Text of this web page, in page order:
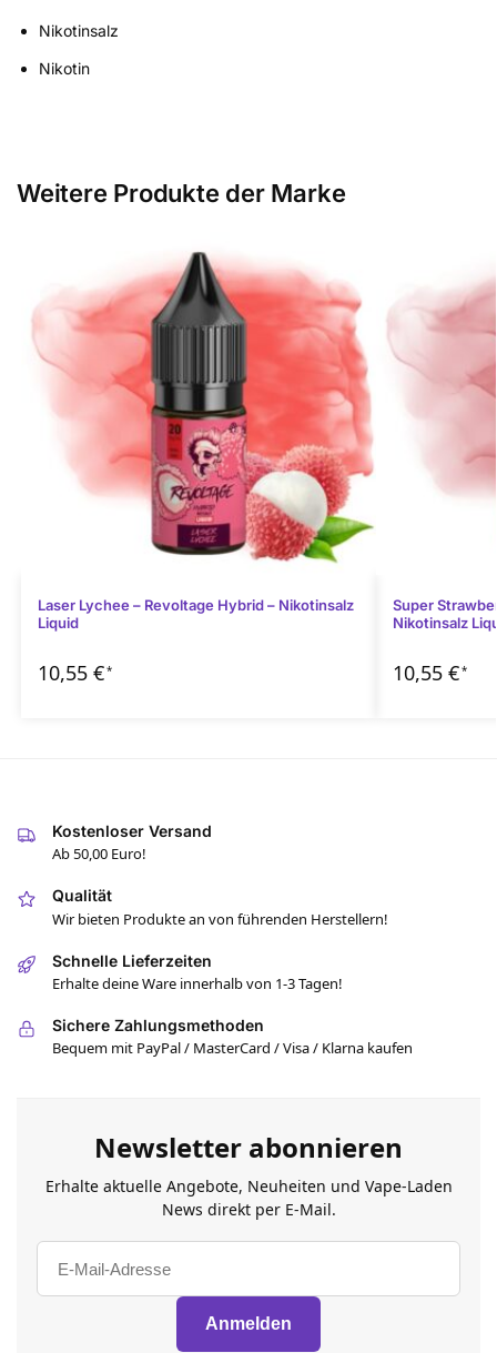
Nikotinsalz
Nikotin
Weitere Produkte der Marke
Laser Lychee – Revoltage Hybrid – Nikotinsalz
Liquid
10,55 €*
Super
Nikotinsalz
10,55 €*
Kostenloser Versand
Ab 50,00 Euro!
Qualität
Wir bieten Produkte an von führenden Herstellern!
Schnelle Lieferzeiten
Erhalte deine Ware innerhalb von 1-3 Tagen!
Sichere Zahlungsmethoden
Bequem mit PayPal / MasterCard / Visa / Klarna kaufen
Newsletter abonnieren
Erhalte aktuelle Angebote, Neuheiten und Vape-Laden
News direkt per E-Mail.